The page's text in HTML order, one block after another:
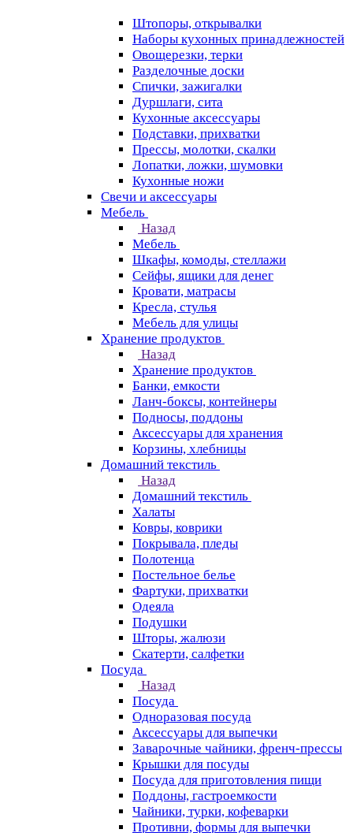
Штопоры, открывалки
Наборы кухонных принадлежностей
Овощерезки, терки
Разделочные доски
Спички, зажигалки
Дуршлаги, сита
Кухонные аксессуары
Подставки, прихватки
Прессы, молотки, скалки
Лопатки, ложки, шумовки
Кухонные ножи
Свечи и аксессуары
Мебель
Назад
Мебель
Шкафы, комоды, стеллажи
Сейфы, ящики для денег
Кровати, матрасы
Кресла, стулья
Мебель для улицы
Хранение продуктов
Назад
Хранение продуктов
Банки, емкости
Ланч-боксы, контейнеры
Подносы, поддоны
Аксессуары для хранения
Корзины, хлебницы
Домашний текстиль
Назад
Домашний текстиль
Халаты
Ковры, коврики
Покрывала, пледы
Полотенца
Постельное белье
Фартуки, прихватки
Одеяла
Подушки
Шторы, жалюзи
Скатерти, салфетки
Посуда
Назад
Посуда
Одноразовая посуда
Аксессуары для выпечки
Заварочные чайники, френч-прессы
Крышки для посуды
Посуда для приготовления пищи
Поддоны, гастроемкости
Чайники, турки, кофеварки
Противни, формы для выпечки